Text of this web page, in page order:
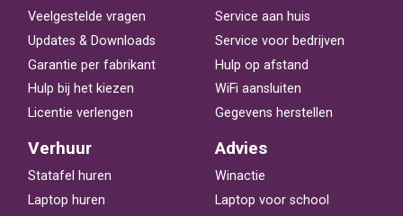
Veelgestelde vragen
Updates & Downloads
Garantie per fabrikant
Hulp bij het kiezen
Licentie verlengen
Service aan huis
Service voor bedrijven
Hulp op afstand
WiFi aansluiten
Gegevens herstellen
Verhuur
Statafel huren
Laptop huren
Advies
Winactie
Laptop voor school